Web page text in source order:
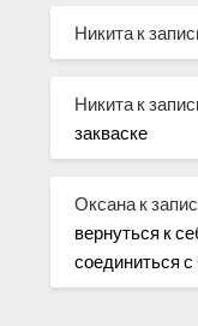
Никита к
Никита к
закваске
Оксана к
вернуться к
соединиться